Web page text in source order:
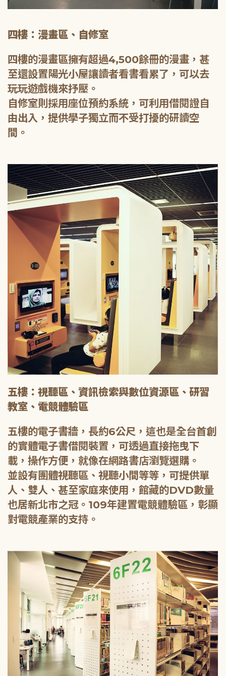
四樓：漫畫區、自修室
四樓的漫畫區擁有超過4,500餘冊的漫畫，甚
至還設置陽光小屋讓讀者看書看累了，可以去
玩玩遊戲機來抒壓。
自修室則採用座位預約系統，可利用借閱證自
由出入，提供學子獨立而不受打擾的研讀空
間。
五樓：視聽區、資訊檢索與數位資源區、研習
教室、電競體驗區
五樓的電子書牆，長約6公尺，這也是全台首創
的實體電子書借閱裝置，可透過直接拖曳下
載，操作方便，就像在網路書店瀏覽選購。
並設有團體視聽區、視聽小間等等，可提供單
人、雙人、甚至家庭來使用，館藏的DVD數量
也居新北市之冠。109年建置電競體驗區，彰顯
對電競產業的支持。